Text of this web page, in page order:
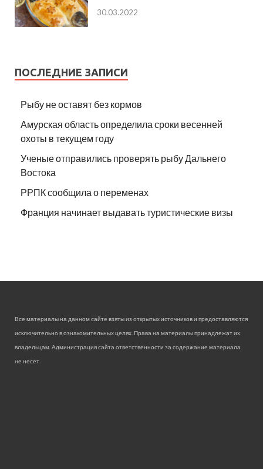
30.03.2022
ПОСЛЕДНИЕ ЗАПИСИ
Рыбу не оставят без кормов
Амурская область определила сроки весенней
охоты в текущем году
Ученые отправились проверять рыбу Дальнего
Востока
РРПК сообщила о переменах
Франция начинает выдавать туристические визы
Все материалы на данном сайте взяты из открытых источников и предоставляются
исключительно в ознакомительных целях. Права на материалы принадлежат их
владельцам. Администрация сайта ответственности за содержание материала
не несет.